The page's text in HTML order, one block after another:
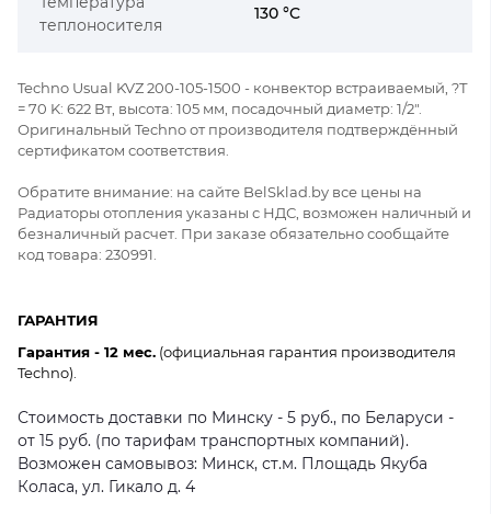
теплоносителя
130 °C
Techno Usual KVZ 200-105-1500 - конвектор встраиваемый, ?Т
= 70 K: 622 Вт, высота: 105 мм, посадочный диаметр: 1/2".
Оригинальный Techno от производителя подтверждённый
сертификатом соответствия.
Обратите внимание: на сайте BelSklad.by все цены на
Радиаторы отопления указаны с НДС, возможен наличный и
безналичный расчет. При заказе обязательно сообщайте
код товара: 230991.
ГАРАНТИЯ
Гарантия - 12 мес. (официальная гарантия производителя
Techno).
Стоимость доставки по Минску - 5 руб., по Беларуси -
от 15 руб. (по тарифам транспортных компаний).
Возможен самовывоз: Минск, ст.м. Площадь Якуба
Коласа, ул. Гикало д. 4